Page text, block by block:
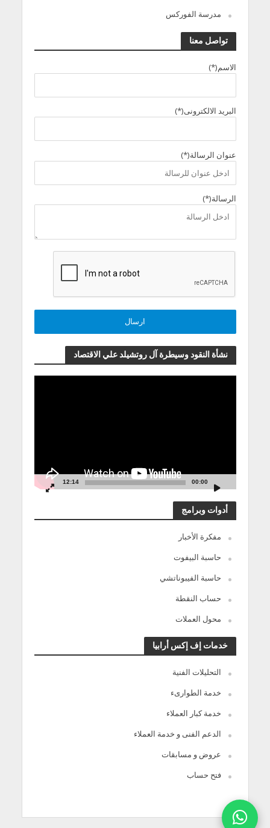
مدرسة الفوركس
تواصل معنا
الاسم(*)
البريد الالكترونى(*)
عنوان الرسالة(*)
الرسالة(*)
نشأة النقود وسيطرة آل روتشيلد علي الاقتصاد
00:00
12:14
أدوات وبرامج
مفكرة الأخبار
حاسبة البيفوت
حاسبة الفيبوناتشي
حساب النقطة
محول العملات
خدمات إف إكس أرابيا
التحليلات الفنية
خدمة الطوارىء
خدمة كبار العملاء
الدعم الفنى و خدمة العملاء
عروض و مسابقات
فتح حساب